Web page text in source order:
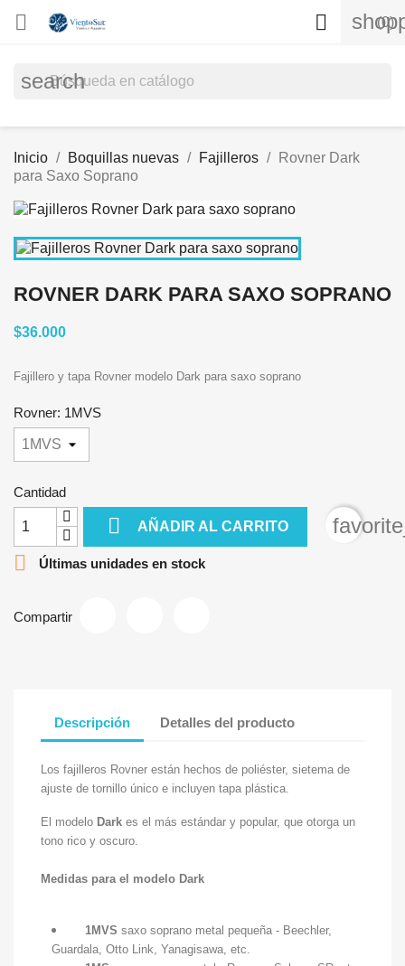
 (0)

search
Inicio Boquillas nuevas Fajilleros
Rovner Dark
para Saxo Soprano
ROVNER DARK PARA SAXO SOPRANO
$36.000
Fajillero y tapa Rovner modelo Dark para saxo soprano
Rovner: 1MVS
Cantidad
 AÑADIR AL CARRITO

Últimas unidades en stock
Compartir
Descripción Detalles del producto
Los fajilleros Rovner están hechos de poliéster, sietema de
ajuste de tornillo único e incluyen tapa plástica.
El modelo Dark es el más estándar y popular, que otorga un
tono rico y oscuro.
Medidas para el modelo Dark
1MVS saxo soprano metal pequeña - Beechler,
Guardala, Otto Link, Yanagisawa, etc.